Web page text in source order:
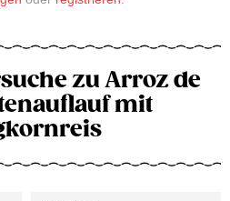
zu Arroz de
mit